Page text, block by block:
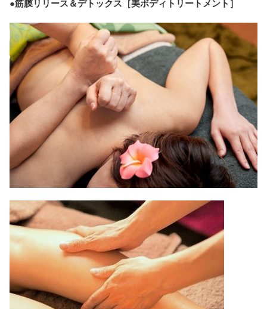
●筋膜リリース＆デトックス［美ボディトリートメント］